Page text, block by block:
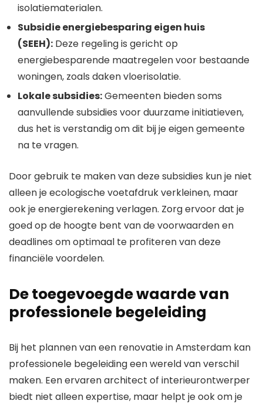
isolatiematerialen.
Subsidie energiebesparing eigen huis
(SEEH): Deze regeling is gericht op
energiebesparende maatregelen voor bestaande
woningen, zoals daken vloerisolatie.
Lokale subsidies:Gemeenten bieden soms
aanvullende subsidies voor duurzame initiatieven,
dus het is verstandig om dit bij je eigen gemeente
na te vragen.
Door gebruik te maken van deze subsidies kun je niet
alleen je ecologische voetafdruk verkleinen, maar
ook je energierekening verlagen. Zorg ervoor dat je
goed op de hoogte bent van de voorwaarden en
deadlines om optimaal te profiteren van deze
financiële voordelen.
De toegevoegde waarde van
professionele begeleiding
Bij het plannen van een renovatie in Amsterdam kan
professionele begeleiding een wereld van verschil
maken. Een ervaren architect of interieurontwerper
biedt niet alleen expertise, maar helpt je ook om je